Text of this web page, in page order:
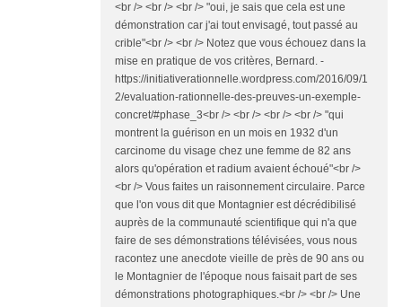
<br /> <br /> <br /> "oui, je sais que cela est une
démonstration car j'ai tout envisagé, tout passé au
crible"<br /> <br /> Notez que vous échouez dans la
mise en pratique de vos critères, Bernard. -
https://initiativerationnelle.wordpress.com/2016/09/1
2/evaluation-rationnelle-des-preuves-un-exemple-
concret/#phase_3<br /> <br /> <br /> <br /> "qui
montrent la guérison en un mois en 1932 d'un
carcinome du visage chez une femme de 82 ans
alors qu'opération et radium avaient échoué"<br />
<br /> Vous faites un raisonnement circulaire. Parce
que l'on vous dit que Montagnier est décrédibilisé
auprès de la communauté scientifique qui n'a que
faire de ses démonstrations télévisées, vous nous
racontez une anecdote vieille de près de 90 ans ou
le Montagnier de l'époque nous faisait part de ses
démonstrations photographiques.<br /> <br /> Une